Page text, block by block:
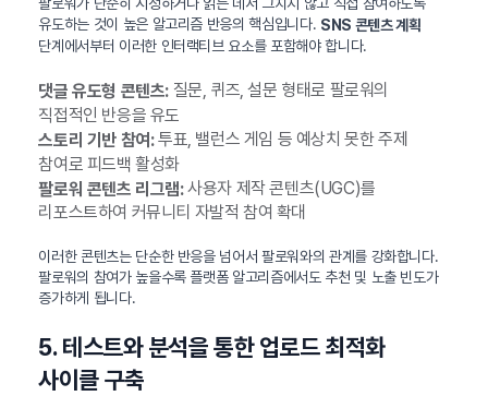
팔로워가 단순히 시청하거나 읽는 데서 그치지 않고 직접 참여하도록
유도하는 것이 높은 알고리즘 반응의 핵심입니다. SNS 콘텐츠 계획
단계에서부터 이러한 인터랙티브 요소를 포함해야 합니다.
댓글 유도형 콘텐츠:질문, 퀴즈, 설문 형태로 팔로워의
직접적인 반응을 유도
스토리 기반 참여:투표, 밸런스 게임 등 예상치 못한 주제
참여로 피드백 활성화
팔로워 콘텐츠 리그램:사용자 제작 콘텐츠(UGC)를
리포스트하여 커뮤니티 자발적 참여 확대
이러한 콘텐츠는 단순한 반응을 넘어서 팔로워와의 관계를 강화합니다.
팔로워의 참여가 높을수록 플랫폼 알고리즘에서도 추천 및 노출 빈도가
증가하게 됩니다.
5. 테스트와 분석을 통한 업로드 최적화
사이클 구축